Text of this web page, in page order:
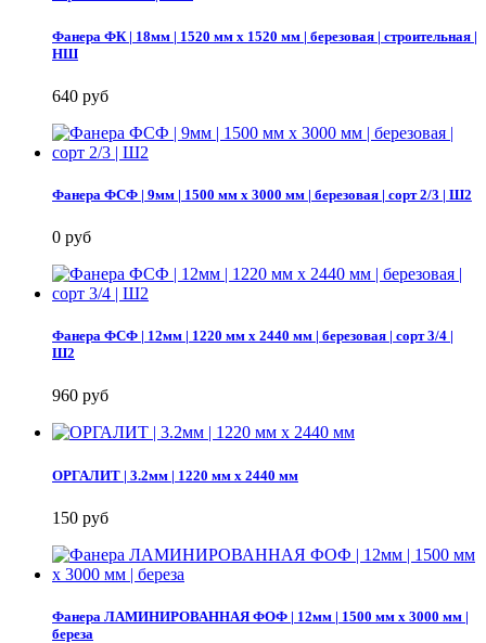
Фанера ФК | 18мм | 1520 мм х 1520 мм | березовая | строительная |
НШ
640 руб
Фанера ФСФ | 9мм | 1500 мм х 3000 мм | березовая | сорт 2/3 | Ш2
0 руб
Фанера ФСФ | 12мм | 1220 мм х 2440 мм | березовая | сорт 3/4 |
Ш2
960 руб
ОРГАЛИТ | 3.2мм | 1220 мм х 2440 мм
150 руб
Фанера ЛАМИНИРОВАННАЯ ФОФ | 12мм | 1500 мм х 3000 мм |
береза